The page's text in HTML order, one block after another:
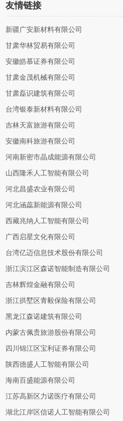
友情链接
新疆广安新材料有限公司
甘肃华林贸易有限公司
安徽皓慕证券有限公司
甘肃金茂机械有限公司
甘肃磊识建筑有限公司
台湾银泰新材料有限公司
吉林天富旅游有限公司
安徽南科旅游有限公司
河南新密市晶成能源有限公司
山西隆禾人工智能有限公司
河北昌盛农业有限公司
河北涵蕊新能源有限公司
西藏兆纳人工智能有限公司
广西启星文化有限公司
台湾亿迈信息技术股份有限公司
浙江滨江区森诺智能制造有限公司
吉林辉煌金融有限公司
浙江拱墅区青毅保险有限公司
黑龙江森诺建筑有限公司
内蒙古佩贵旅游股份有限公司
四川锦江区宝利证券有限公司
陕西德盛人工智能有限公司
海南百盛能源有限公司
江苏高新区力诺医疗有限公司
湖北江岸区信诺人工智能有限公司